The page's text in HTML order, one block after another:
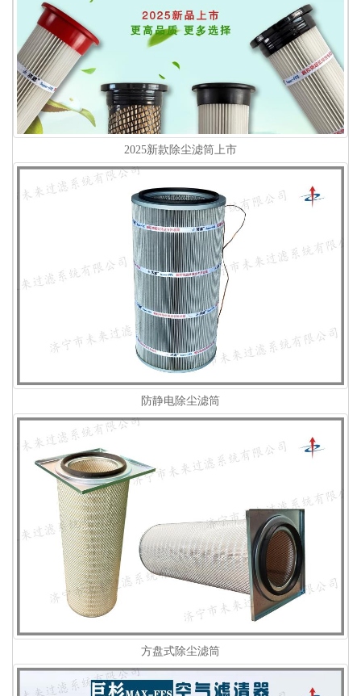
2025新款除尘滤筒上市
防静电除尘滤筒
方盘式除尘滤筒